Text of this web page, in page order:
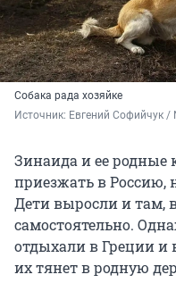
Собака рада хозяйке
Источник: Евгений Софийчук /
Зинаида и ее родные
приезжать в Россию,
Дети выросли и там,
самостоятельно.
отдыхали в Греции и
их тянет в родную